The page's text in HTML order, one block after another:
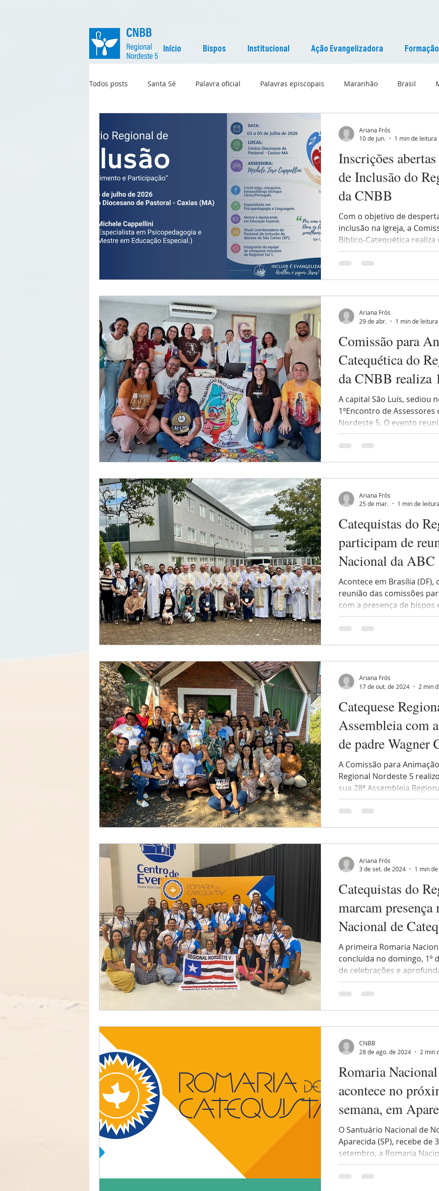
Início Bispos Institucional Ação Evangelizadora Formação
Todos posts Santa Sé Palavra oficial Palavras episcopais Maranhão Brasil
Liturgia
Inscrições
de Inclusão do
da CNBB
Com o objetivo de
inclusão na Igreja, a
Bíblico-Catequética realiza
Centro Diocesano de
Seminário de Inclusão do
Igreja e para a sociedade,
lideranças pastorais,
interessados na promo
Ariana Frós
10 de jun.
1 min de leitura
Comissão para
Catequética do
da CNBB realiza
Assessores
A capital São Luís, sediou
1ºEncontro de
Nordeste 5. O evento
coordenadores
Animação Bíblico-
catequético no regional.
do Bom Pastor, foi
Eucaristia, presidida pelo
Ariana Frós
29 de abr.
1 min de leitura
Catequistas do
participam de
Nacional da ABC
Acontece em Brasília (DF),
reunião das comissões
com a presença de bispos
Animação Bíblica
reúne para avaliar e
planejamento conjunto,
pastoral, para fortalecer
processo cada vez mais
Ariana Frós
25 de mar.
1 min de leitura
Catequese
Assembleia com
de padre Wagner
A Comissão para
Regional Nordeste 5
sua 28ª Assembleia
Ariana Frós
17 de out. de 2024
2 min
Catequistas do
marcam presença
Nacional de
Aparecida (SP)
A primeira Romaria
concluída no domingo, 1º
de celebrações e
Ariana Frós
3 de set. de 2024
1 min
Romaria
acontece no
semana, em
O Santuário Nacional de
Aparecida (SP), recebe de
setembro, a Romaria
CNBB
28 de ago. de 2024
2 min